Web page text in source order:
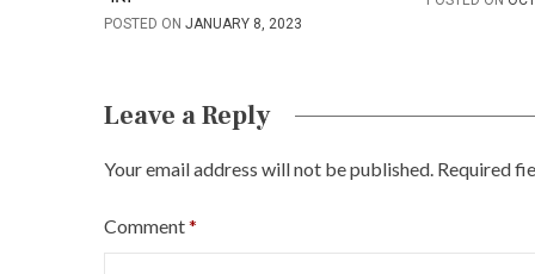
o
n
POSTED ON JANUARY 8, 2023
Leave a Reply
Your email address will not be published. Required
Comment*